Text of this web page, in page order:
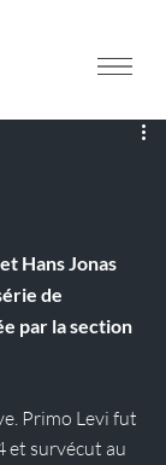
Hans Jonas
de
par la section
Primo Levi fut
et survécut au